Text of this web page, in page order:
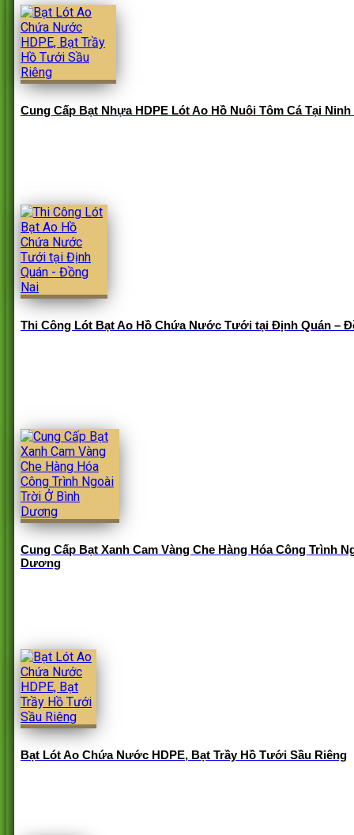
Cung Cấp Bạt Nhựa HDPE Lót Ao Hồ Nuôi Tôm Cá Tại
Thi Công Lót Bạt Ao Hồ Chứa Nước Tưới tại Định Quán –
Cung Cấp Bạt Xanh Cam Vàng Che Hàng Hóa Công Trình
Dương
Bạt Lót Ao Chứa Nước HDPE, Bạt Trầy Hồ Tưới Sầu Riêng